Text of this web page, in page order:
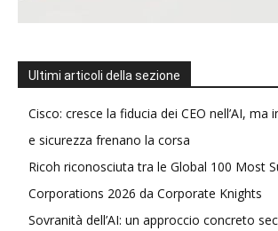
Ultimi articoli della sezione
Cisco: cresce la fiducia dei CEO nell’AI,
e sicurezza frenano la corsa
Ricoh riconosciuta tra le Global 100 Most
Corporations 2026 da Corporate Knights
Sovranità dell’AI: un approccio concreto